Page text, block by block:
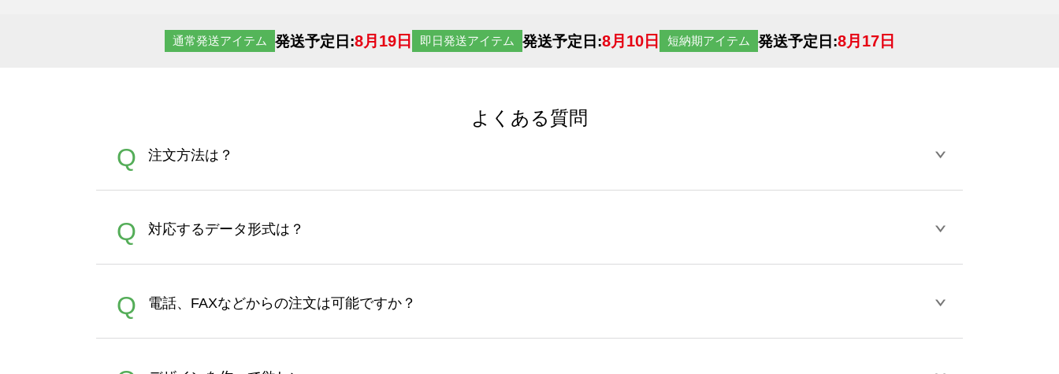
通常発送アイテム 発送予定日:8月19日 即日発送アイテム 発送予定日:8月10日 短納期アイテム 発送予定日:8月17日
よくある質問
Q 注文方法は？
A
す。 30枚以上やシルク印刷など、大口注文の場合は、サポートが担当する
さい。製作する数量が多ければ多いほど、オンデマンドサービスよりも低価格で製作することが可能です。
Q 対応するデータ形式は？
A
ズは、20MBです。デジカメやスマホで撮影した写真などもアップロード可能です。使用できない画像はエラーになります。（※
Illustratorからの直接入稿には対応していません。AIで保存し、デザインツールからアップロードして下さい）
Q 電話、FAXなどからの注文は可能ですか？